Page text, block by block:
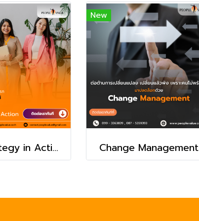
Sales Strategy in Action : วางแผนเกมขายให้ชนะตั้งแต่ก้าวแรก
New
Change Management